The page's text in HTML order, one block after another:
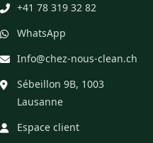
+41 78 319 32 82
WhatsApp
Info@chez-nous-clean.ch
Sébeillon 9B, 1003
Lausanne
Espace client